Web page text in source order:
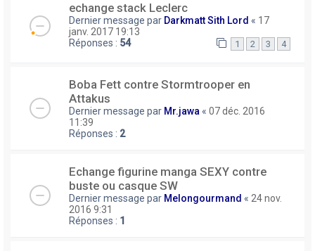
echange stack Leclerc
Dernier message par Darkmatt Sith Lord « 17
janv. 2017 19:13
Réponses : 54 1 2 3 4
Boba Fett contre Stormtrooper en
Attakus
Dernier message par Mr.jawa « 07 déc. 2016
11:39
Réponses : 2
Echange figurine manga SEXY contre
buste ou casque SW
Dernier message par Melongourmand « 24 nov.
2016 9:31
Réponses : 1